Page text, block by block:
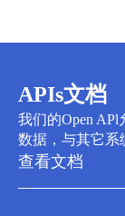
APIs文档
我们的Open
数据，与其它系
查看文档